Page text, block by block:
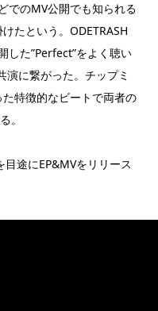
でのMV公開でも知られる
たという。ODETRASH
した”Perfect”をよく聴い
に繋がった。チップミ
た特徴的なビートで両者の
。
途にEP&MVをリリース